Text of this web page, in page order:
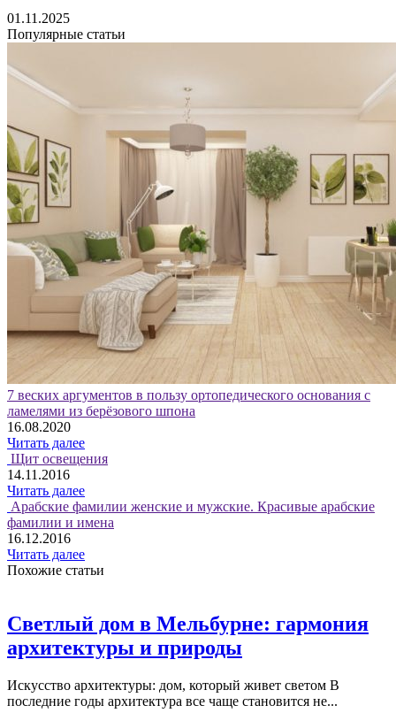
01.11.2025
Популярные статьи
7 веских аргументов в пользу ортопедического основания с
ламелями из берёзового шпона
16.08.2020
Читать далее
Щит освещения
14.11.2016
Читать далее
Арабские фамилии женские и мужские. Красивые арабские
фамилии и имена
16.12.2016
Читать далее
Похожие статьи
Светлый дом в Мельбурне: гармония
архитектуры и природы
Искусство архитектуры: дом, который живет светом В
последние годы архитектура все чаще становится не...